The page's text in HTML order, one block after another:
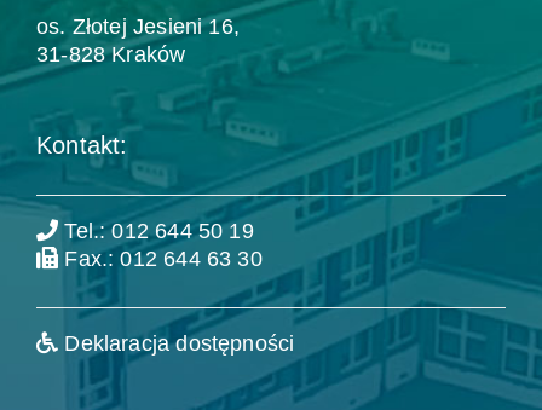
os. Złotej Jesieni 16,
31-828 Kraków
Kontakt:
Tel.: 012 644 50 19
Fax.: 012 644 63 30
Deklaracja dostępności